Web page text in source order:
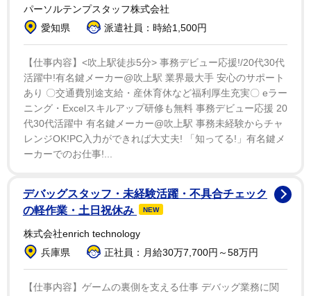
パーソルテンプスタッフ株式会社
愛知県
派遣社員：時給1,500円
【仕事内容】<吹上駅徒歩5分> 事務デビュー応援!/20代30代
活躍中!有名鍵メーカー@吹上駅 業界最大手 安心のサポート
あり 〇交通費別途支給・産休育休など福利厚生充実〇 eラー
ニング・Excelスキルアップ研修も無料 事務デビュー応援 20
代30代活躍中 有名鍵メーカー@吹上駅 事務未経験からチャ
レンジOK!PC入力ができれば大丈夫! 「知ってる!」有名鍵メ
ーカーでのお仕事!...
デバッグスタッフ・未経験活躍・不具合チェック
の軽作業・土日祝休み
NEW
株式会社enrich technology
兵庫県
正社員：月給30万7,700円～58万円
【仕事内容】ゲームの裏側を支える仕事 デバッグ業務に関